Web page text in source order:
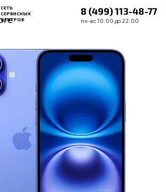
СЕТЬ
СЕРВИСНЫХ
ЦЕНТРОВ
8 (499) 113-48-77
пн-вс 10:00 до 22:00